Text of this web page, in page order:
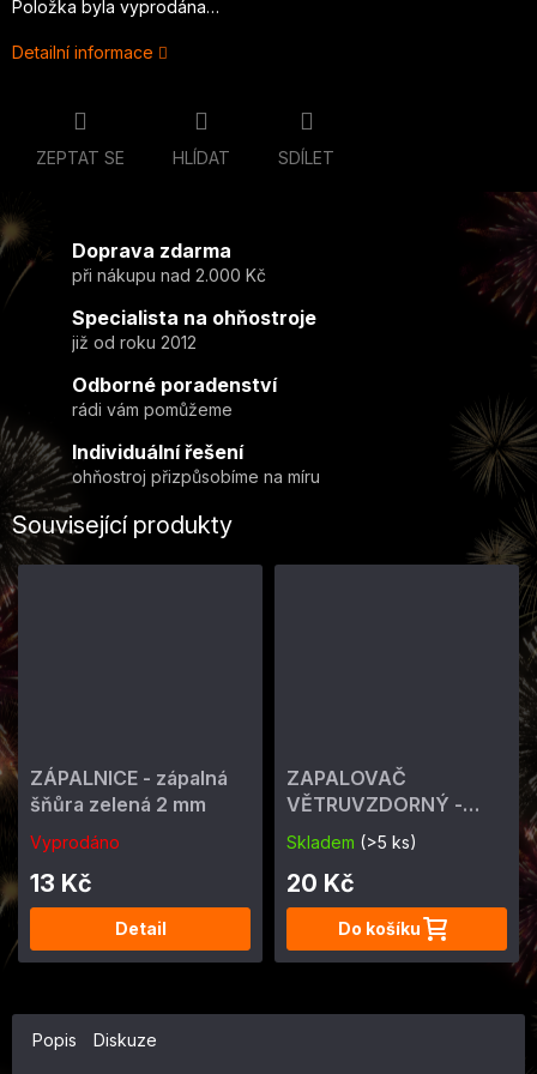
Položka byla vyprodána…
Detailní informace
ZEPTAT SE HLÍDAT SDÍLET
Doprava zdarma
při nákupu nad 2.000 Kč
Specialista na ohňostroje
již od roku 2012
Odborné poradenství
rádi vám pomůžeme
Individuální řešení
ohňostroj přizpůsobíme na míru
Související produkty
ZÁPALNICE - zápalná
šňůra zelená 2 mm
Vyprodáno
13 Kč
Detail
ZAPALOVAČ
VĚTRUVZDORNÝ -
ohňostrojný 4 min
Skladem (>5 ks)
20 Kč
Do košíku
Popis Diskuze